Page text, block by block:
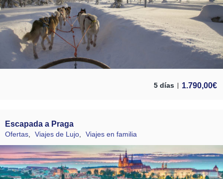
5 días 1.790,00€
Escapada a Praga
Ofertas Viajes de Lujo Viajes en familia